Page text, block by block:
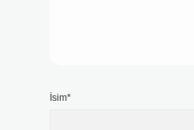
İsim*